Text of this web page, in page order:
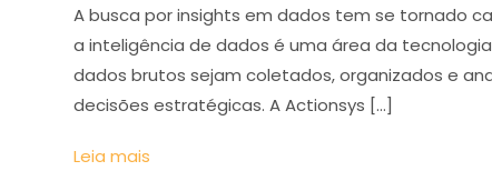
A busca por insights em dados tem se tornado
a inteligência de dados é uma área da
dados brutos sejam coletados, organizados e
decisões estratégicas. A Actionsys […]
Leia mais